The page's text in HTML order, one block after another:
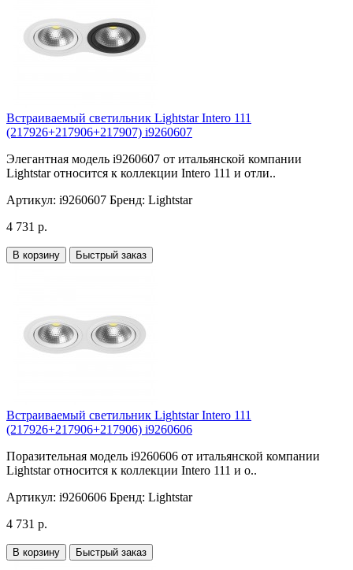
Встраиваемый светильник Lightstar Intero 111
(217926+217906+217907) i9260607
Элегантная модель i9260607 от итальянской компании
Lightstar относится к коллекции Intero 111 и отли..
Артикул: i9260607 Бренд: Lightstar
4 731 р.
В корзину Быстрый заказ
Встраиваемый светильник Lightstar Intero 111
(217926+217906+217906) i9260606
Поразительная модель i9260606 от итальянской компании
Lightstar относится к коллекции Intero 111 и о..
Артикул: i9260606 Бренд: Lightstar
4 731 р.
В корзину Быстрый заказ